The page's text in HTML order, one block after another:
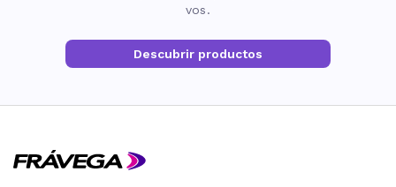
vos.
Descubrir productos